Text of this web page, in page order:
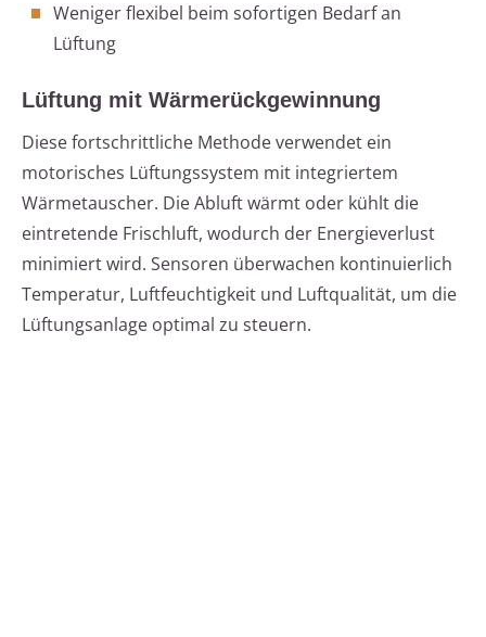
Weniger flexibel beim sofortigen Bedarf an
Lüftung
Lüftung mit Wärmerückgewinnung
Diese fortschrittliche Methode verwendet ein
motorisches Lüftungssystem mit integriertem
Wärmetauscher. Die Abluft wärmt oder kühlt die
eintretende Frischluft, wodurch der Energieverlust
minimiert wird. Sensoren überwachen kontinuierlich
Temperatur, Luftfeuchtigkeit und Luftqualität, um die
Lüftungsanlage optimal zu steuern.